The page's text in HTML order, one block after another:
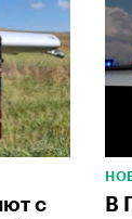
с
В